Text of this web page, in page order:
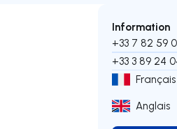
Information
+33 7 82 59
+33 3 89 24
Français
Anglais